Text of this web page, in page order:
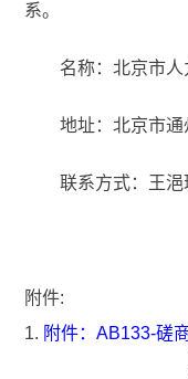
系。
名称：北京市
地址：北京市
联系方式：王
附件:
1. 附件：AB133-磋